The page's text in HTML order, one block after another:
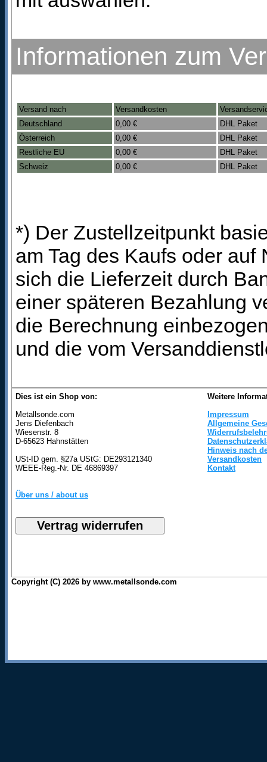
Informationen zum
Versand nach Versandkosten
Deutschland
0,00 €
DHL Paket
Österreich
0,00 €
DHL Paket
Restliche EU
0,00 €
DHL Paket
Schweiz
0,00 € DHL Paket
*) Der Zustellzeitpunkt
am Tag des Kaufs oder
sich die Lieferzeit durch
einer späteren Bezahlung
die Berechnung
und die vom
Dies ist ein Shop von:
Metallsonde.com
Jens Diefenbach
Wiesenstr. 8
D-65623 Hahnstätten
USt-ID gem. §27a UStG: DE293121340
WEEE-Reg.-Nr. DE 46869397
Über uns / about us
Weitere
Impressum
Allgemeine
Hinweis nach
Versandkosten
Kontakt
Copyright (C) 2026 by www.metallsonde.com